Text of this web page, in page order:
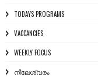
TODAYS PROGRAMS
VACCANCIES
WEEKLY FOCUS
നീലേശ്വരം